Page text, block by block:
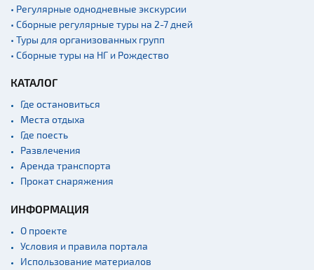
Железнодорожные
вокзалы
• Регулярные однодневные экскурсии
• Сборные регулярные туры на 2-7 дней
• Туры для организованных групп
• Сборные туры на НГ и Рождество
КАТАЛОГ
Где остановиться
Места отдыха
Где поесть
Развлечения
Аренда транспорта
Прокат снаряжения
ИНФОРМАЦИЯ
О проекте
Условия и правила портала
Использование материалов